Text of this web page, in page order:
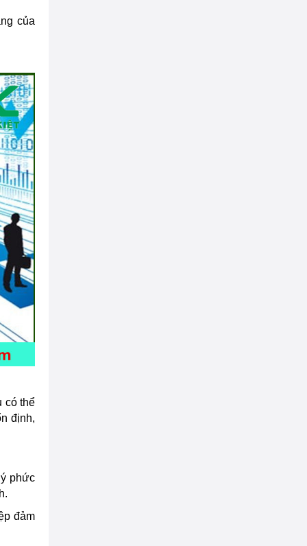
của
có thể
định,
lý phức
đảm